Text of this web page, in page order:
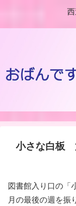
小さな白板
図書館入り口の「
月の最後の週を振